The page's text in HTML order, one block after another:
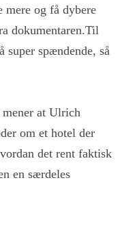
mere og få dybere
dokumentaren.Til
spændende, så
at Ulrich
om et hotel der
det rent faktisk
en særdeles